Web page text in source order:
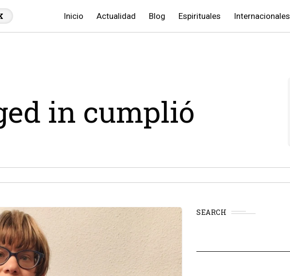
Inicio Actualidad Blog Espirituales Internacionales
in cumplió
SEARCH